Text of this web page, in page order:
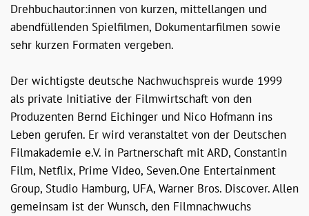
Drehbuchautor:innen von kurzen, mittellangen und
abendfüllenden Spielfilmen, Dokumentarfilmen sowie
sehr kurzen Formaten vergeben.
Der wichtigste deutsche Nachwuchspreis wurde 1999
als private Initiative der Filmwirtschaft von den
Produzenten Bernd Eichinger und Nico Hofmann ins
Leben gerufen. Er wird veranstaltet von der Deutschen
Filmakademie e.V. in Partnerschaft mit ARD, Constantin
Film, Netflix, Prime Video, Seven.One Entertainment
Group, Studio Hamburg, UFA, Warner Bros. Discover. Allen
gemeinsam ist der Wunsch, den Filmnachwuchs